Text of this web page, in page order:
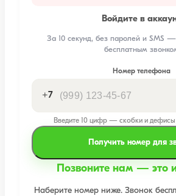
Войдите в
За 10 секунд, без паролей и SMS
бесплатным
Номер телефона
+7
Введите 10 цифр — скобки и
Получить номер для
Позвоните нам — это и
Наберите номер ниже. Звонок